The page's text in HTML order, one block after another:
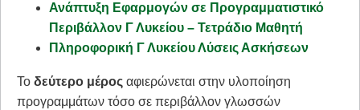
Ανάπτυξη Εφαρμογών σε Προγραμματιστικό
Περιβάλλον Γ Λυκείου – Τετράδιο Μαθητή
Πληροφορική Γ Λυκείου Λύσεις Ασκήσεων
Το δεύτερο μέρος αφιερώνεται στην υλοποίηση
προγραμμάτων τόσο σε περιβάλλον γλωσσών